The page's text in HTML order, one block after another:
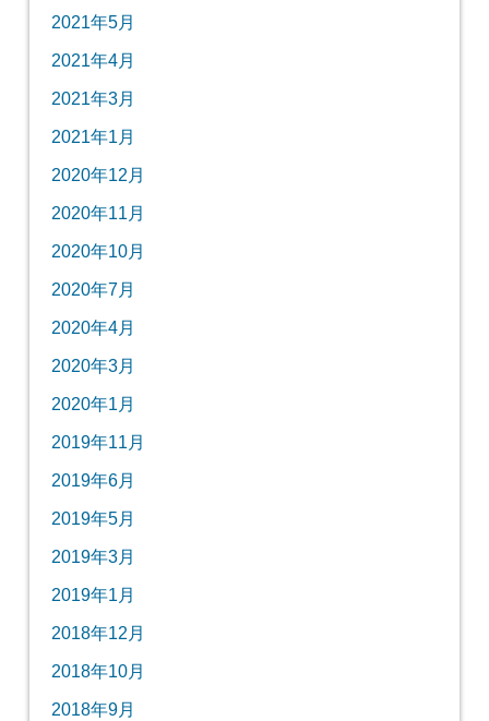
2021年5月
2021年4月
2021年3月
2021年1月
2020年12月
2020年11月
2020年10月
2020年7月
2020年4月
2020年3月
2020年1月
2019年11月
2019年6月
2019年5月
2019年3月
2019年1月
2018年12月
2018年10月
2018年9月